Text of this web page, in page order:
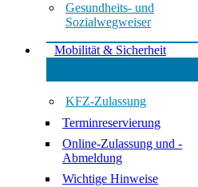
Gesundheits- und
Sozialwegweiser
Mobilität & Sicherheit
KFZ-Zulassung
Terminreservierung
Online-Zulassung und -
Abmeldung
Wichtige Hinweise